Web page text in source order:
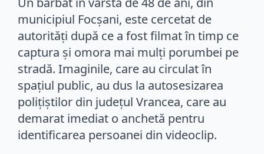
municipiul Focșani, este cercetat de
autorități după ce a fost filmat în timp ce
captura și omora mai mulți porumbei pe
stradă. Imaginile, care au circulat în
spațiul public, au dus la autosesizarea
polițiștilor din județul Vrancea, care au
demarat imediat o anchetă pentru
identificarea persoanei din videoclip.